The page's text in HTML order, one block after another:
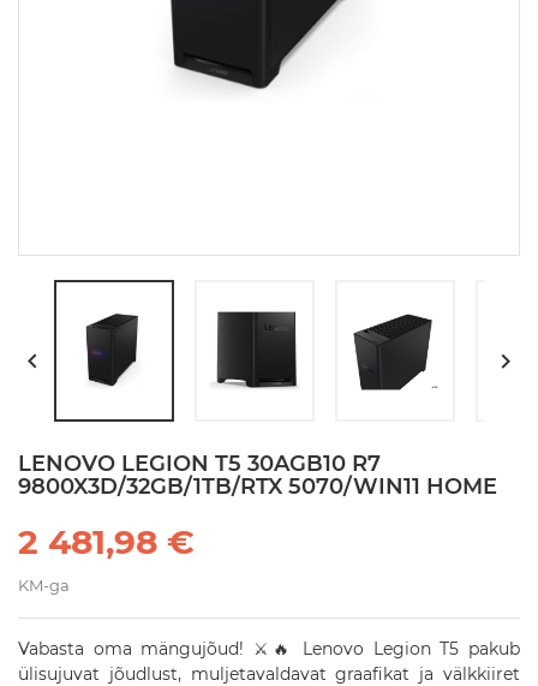
 
LENOVO LEGION T5 30AGB10 R7
9800X3D/32GB/1TB/RTX 5070/WIN11 HOME
2 481,98 €
KM-ga
Vabasta oma mängujõud! ⚔️🔥 Lenovo Legion T5 pakub
ülisujuvat jõudlust, muljetavaldavat graafikat ja välkkiiret